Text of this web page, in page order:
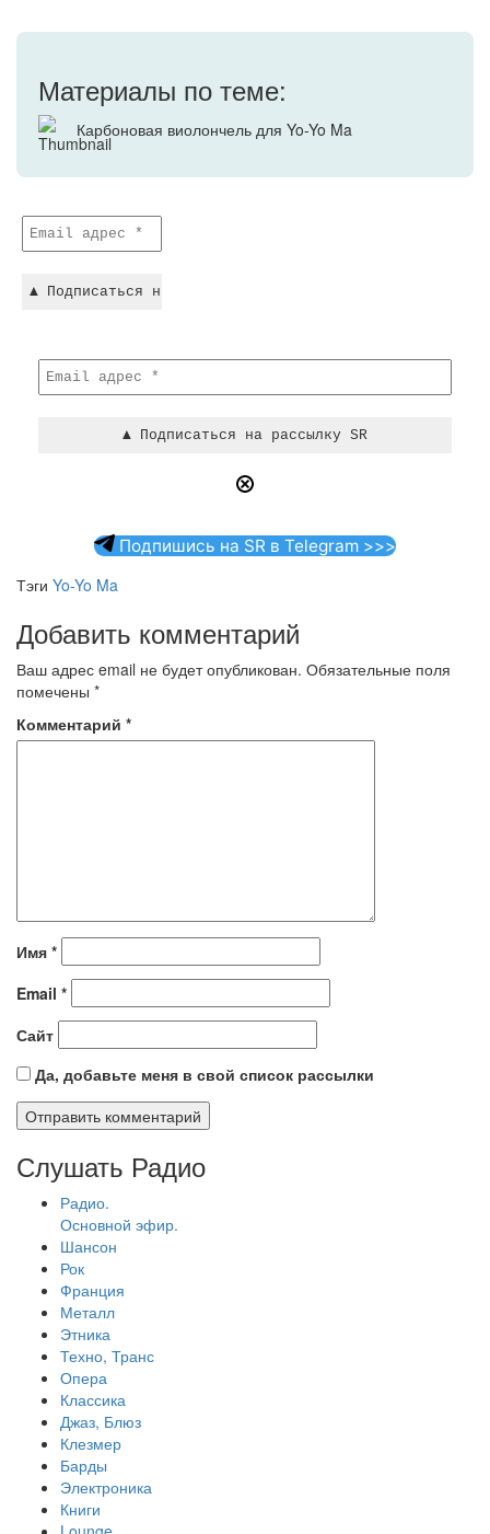
Материалы по теме:
Карбоновая виолончель для Yo-Yo Ma
Подпишись на SR в Telegram >>>
Тэги Yo-Yo Ma
Добавить комментарий
Ваш адрес email не будет опубликован. Обязательные поля
помечены *
Комментарий *
Имя *
Email *
Сайт
Да, добавьте меня в свой список рассылки
Слушать Радио
Радио.
Основной эфир.
Шансон
Рок
Франция
Металл
Этника
Техно, Транс
Опера
Классика
Джаз, Блюз
Клезмер
Барды
Электроника
Книги